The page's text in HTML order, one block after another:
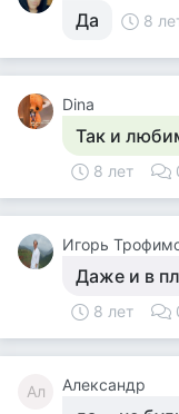
Да 8
Dina
Так и
8 лет
Игорь
Даже и в
8 лет
Ал Александр